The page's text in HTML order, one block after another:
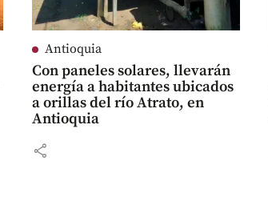
Antioquia
Con paneles solares, llevarán
energía a habitantes ubicados
a orillas del río Atrato, en
Antioquia
share